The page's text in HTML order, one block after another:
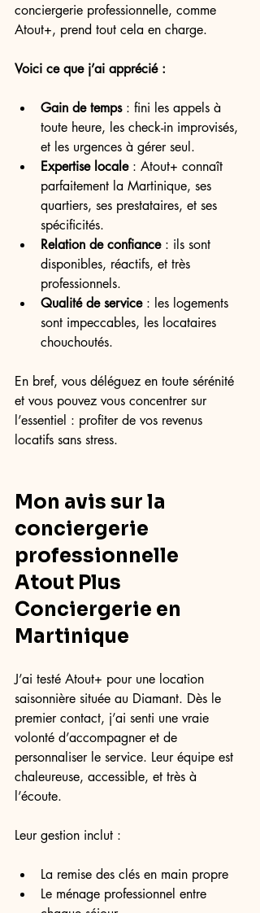
conciergerie professionnelle, comme
Atout+, prend tout cela en charge.
Voici ce que j’ai apprécié :
Gain de temps : fini les appels à
toute heure, les check-in improvisés,
et les urgences à gérer seul.
Expertise locale : Atout+ connaît
parfaitement la Martinique, ses
quartiers, ses prestataires, et ses
spécificités.
Relation de confiance : ils sont
disponibles, réactifs, et très
professionnels.
Qualité de service : les logements
sont impeccables, les locataires
chouchoutés.
En bref, vous déléguez en toute sérénité
et vous pouvez vous concentrer sur
l’essentiel : profiter de vos revenus
locatifs sans stress.
Mon avis sur la
conciergerie
professionnelle
Atout Plus
Conciergerie en
Martinique
J’ai testé Atout+ pour une location
saisonnière située au Diamant. Dès le
premier contact, j’ai senti une vraie
volonté d’accompagner et de
personnaliser le service. Leur équipe est
chaleureuse, accessible, et très à
l’écoute.
Leur gestion inclut :
La remise des clés en main propre
Le ménage professionnel entre